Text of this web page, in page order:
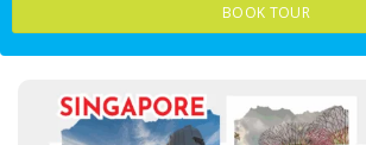
20
24 25 26 27 28
1 2 3 4
BOOK TOUR